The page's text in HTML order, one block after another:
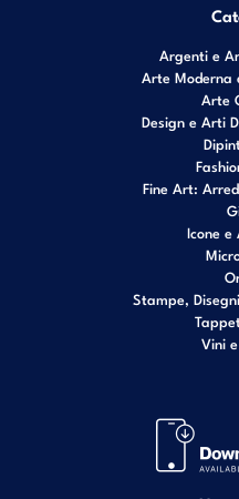
Argenti e
Arte Moderna
Arte
Design e Arti
Fine Art:
Icone
Stampe,
Vini